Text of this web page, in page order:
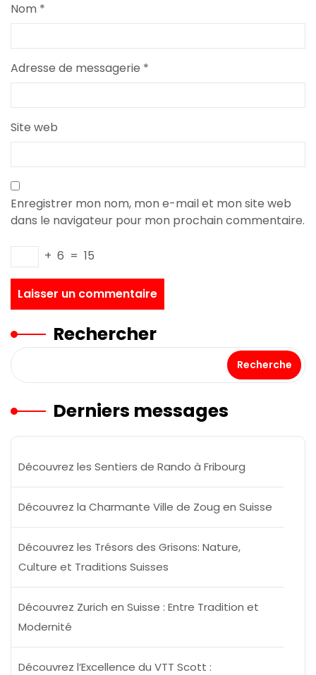
Nom *
Adresse de messagerie *
Site web
Enregistrer mon nom, mon e-mail et mon site web
dans le navigateur pour mon prochain commentaire.
+ 6 = 15
Rechercher
Recherche
Derniers messages
Découvrez les Sentiers de Rando à Fribourg
Découvrez la Charmante Ville de Zoug en Suisse
Découvrez les Trésors des Grisons: Nature,
Culture et Traditions Suisses
Découvrez Zurich en Suisse : Entre Tradition et
Modernité
Découvrez l’Excellence du VTT Scott :